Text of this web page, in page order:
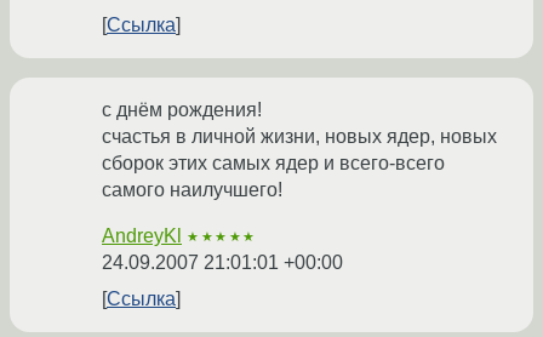
Ссылка
с днём рождения!
счастья в личной жизни, новых ядер, новых
сборок этих самых ядер и всего-всего
самого наилучшего!
AndreyKl ★★★★★
24.09.2007 21:01:01 +00:00
Ссылка